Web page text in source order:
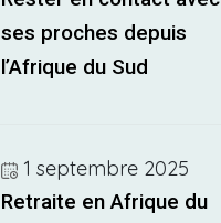
ses proches depuis
l’Afrique du Sud
1 septembre 2025
Retraite en Afrique du